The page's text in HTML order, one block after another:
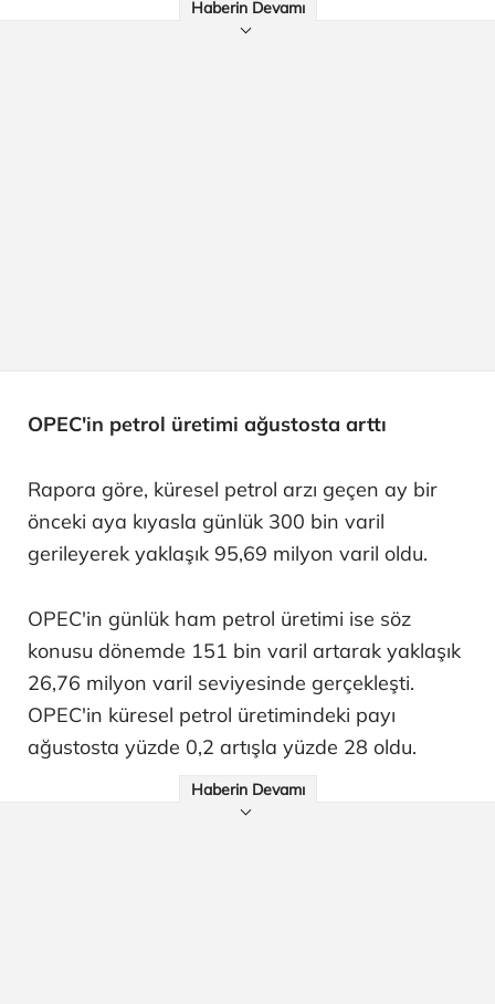
Haberin Devamı
OPEC'in petrol üretimi ağustosta arttı
Rapora göre, küresel petrol arzı geçen ay bir
önceki aya kıyasla günlük 300 bin varil
gerileyerek yaklaşık 95,69 milyon varil oldu.
OPEC'in günlük ham petrol üretimi ise söz
konusu dönemde 151 bin varil artarak yaklaşık
26,76 milyon varil seviyesinde gerçekleşti.
OPEC'in küresel petrol üretimindeki payı
ağustosta yüzde 0,2 artışla yüzde 28 oldu.
Haberin Devamı